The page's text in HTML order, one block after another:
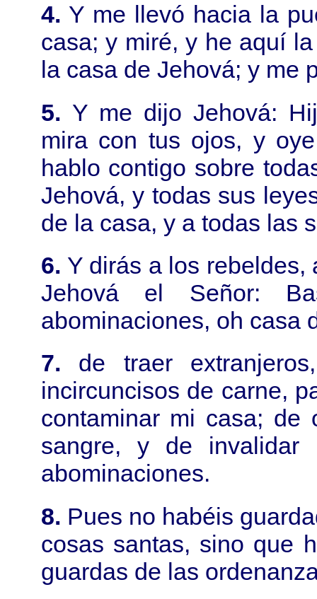
4. Y me llevó hacia la
casa; y miré, y he aquí
la casa de Jehová; y me
5. Y me dijo Jehová:
mira con tus ojos, y
hablo contigo sobre
Jehová, y todas sus
de la casa, y a todas las
6. Y dirás a los rebeldes,
Jehová el Señor:
abominaciones, oh casa
7. de traer
incircuncisos de carne,
contaminar mi casa;
sangre, y de invalidar
abominaciones.
8. Pues no habéis
cosas santas, sino que
guardas de las